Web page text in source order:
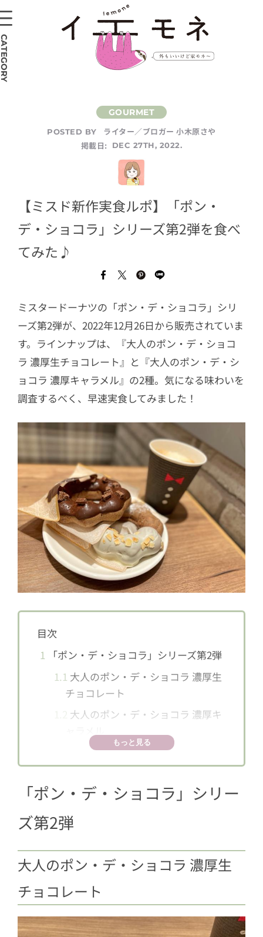
POSTED BY
ライター／ブロガー 小木原さや
掲載日:
DEC 27TH, 2022.
【ミスド新作実食ルポ】「ポン・
デ・ショコラ」シリーズ第2弾を食べ
てみた♪
ミスタードーナツの「ポン・デ・ショコラ」シリ
ーズ第2弾が、2022年12月26日から販売されていま
す。ラインナップは、『大人のポン・デ・ショコ
ラ 濃厚生チョコレート』と『大人のポン・デ・シ
ョコラ 濃厚キャラメル』の2種。気になる味わいを
調査するべく、早速実食してみました！
目次
1 「ポン・デ・ショコラ」シリーズ第2弾
1.1 大人のポン・デ・ショコラ 濃厚生
チョコレート
大人のポン・デ・ショコラ 濃厚キ
大人向けの贅沢なポンデリング
もっと見る
「ポン・デ・ショコラ」シリー
ズ第2弾
大人のポン・デ・ショコラ 濃厚生
チョコレート